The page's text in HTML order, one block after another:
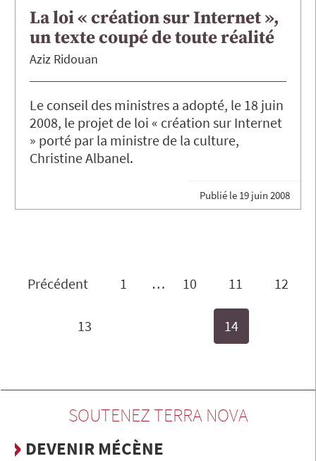
La loi « création sur Internet »,
un texte coupé de toute réalité
Aziz Ridouan
Le conseil des ministres a adopté, le 18 juin
2008, le projet de loi « création sur Internet
» porté par la ministre de la culture,
Christine Albanel.
Publié le 19 juin 2008
Précédent 1 … 10 11 12
13 14
SOUTENEZ TERRA NOVA
DEVENIR MÉCÈNE